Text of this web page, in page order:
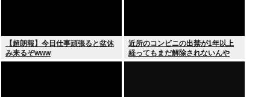
【超朗報】今日仕事頑張ると盆休
み来るぞwww
近所のコンビニの出禁が1年以上
経ってもまだ解除されないんや
が…